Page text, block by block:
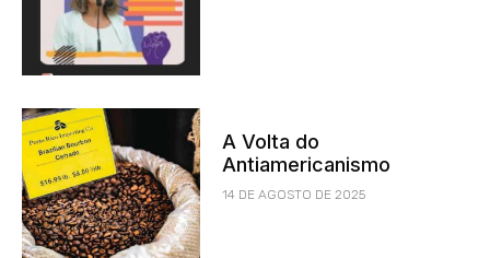
A Volta do
Antiamericanismo
14 DE AGOSTO DE 2025